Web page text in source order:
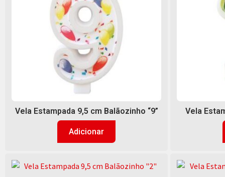
Vela Estampada 9,5 cm Balãozinho “9”
Adicionar
Vela